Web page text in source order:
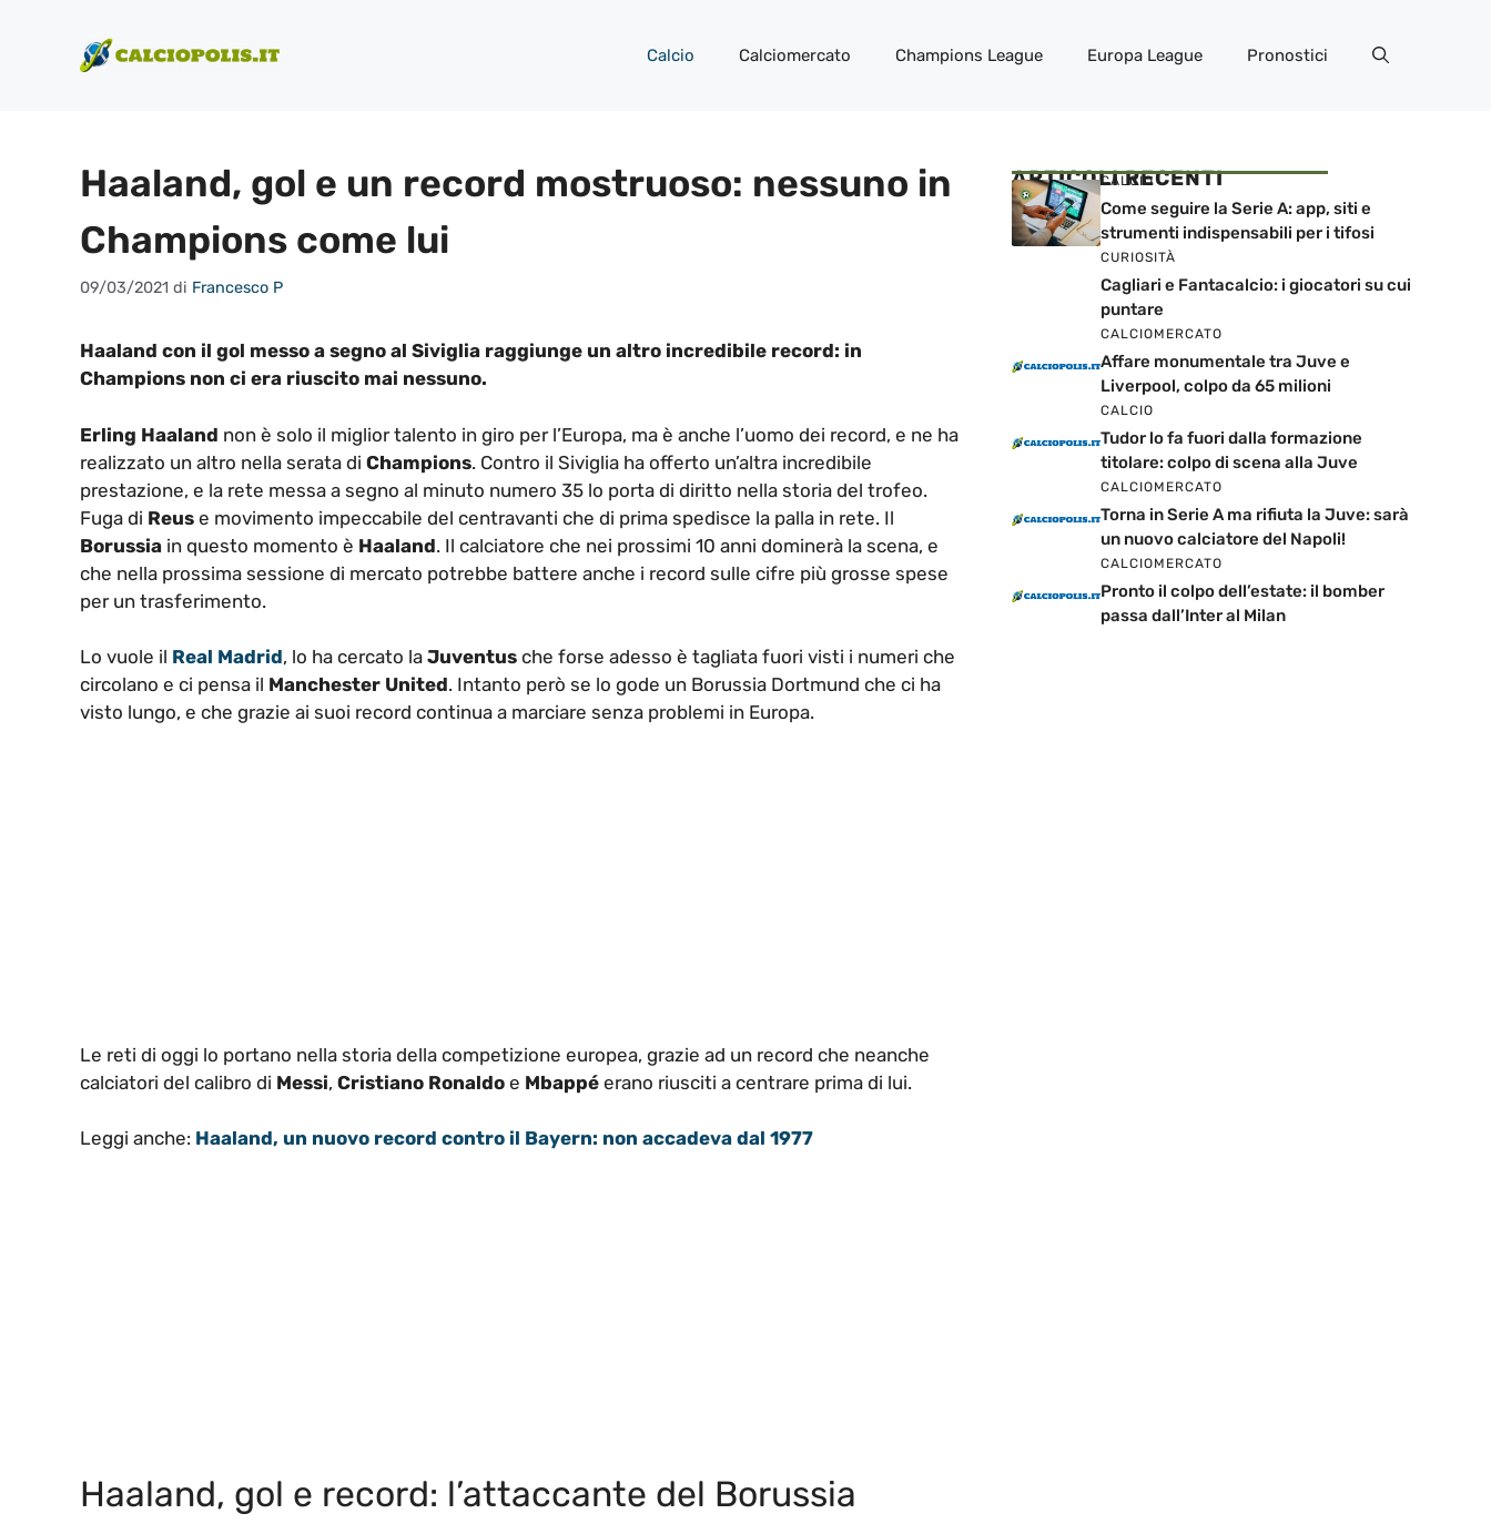
contenuto
Calcio Calciomercato Champions League Europa League Pronostici
Haaland, gol e un record mostruoso: nessuno in
Champions come lui
09/03/2021 di Francesco P
Haaland con il gol messo a segno al Siviglia raggiunge un altro incredibile record: in
Champions non ci era riuscito mai nessuno.
Erling Haaland non è solo il miglior talento in giro per l’Europa, ma è anche l’uomo dei record, e ne ha
realizzato un altro nella serata di Champions. Contro il Siviglia ha offerto un’altra incredibile
prestazione, e la rete messa a segno al minuto numero 35 lo porta di diritto nella storia del trofeo.
Fuga di Reus e movimento impeccabile del centravanti che di prima spedisce la palla in rete. Il
Borussia in questo momento è Haaland. Il calciatore che nei prossimi 10 anni dominerà la scena, e
che nella prossima sessione di mercato potrebbe battere anche i record sulle cifre più grosse spese
per un trasferimento.
Lo vuole il Real Madrid, lo ha cercato la Juventus che forse adesso è tagliata fuori visti i numeri che
circolano e ci pensa il Manchester United. Intanto però se lo gode un Borussia Dortmund che ci ha
visto lungo, e che grazie ai suoi record continua a marciare senza problemi in Europa.
Le reti di oggi lo portano nella storia della competizione europea, grazie ad un record che neanche
calciatori del calibro di Messi, Cristiano Ronaldo e Mbappé erano riusciti a centrare prima di lui.
Leggi anche: Haaland, un nuovo record contro il Bayern: non accadeva dal 1977
Haaland, gol e record: l’attaccante del Borussia
ARTICOLI RECENTI
CALCIO
Come seguire la Serie A: app, siti e
strumenti indispensabili per i tifosi
CURIOSITÀ
Cagliari e Fantacalcio: i giocatori su cui
puntare
CALCIOMERCATO
Affare monumentale tra Juve e
Liverpool, colpo da 65 milioni
CALCIO
Tudor lo fa fuori dalla formazione
titolare: colpo di scena alla Juve
CALCIOMERCATO
Torna in Serie A ma rifiuta la Juve: sarà
un nuovo calciatore del Napoli!
CALCIOMERCATO
Pronto il colpo dell’estate: il bomber
passa dall’Inter al Milan